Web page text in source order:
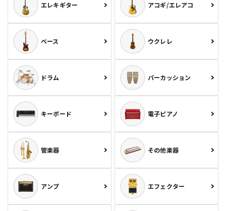
エレキギター アコギ/エレアコ
ベース ウクレレ
ドラム パーカッション
キーボード 電子ピアノ
管楽器 その他楽器
アンプ エフェクター